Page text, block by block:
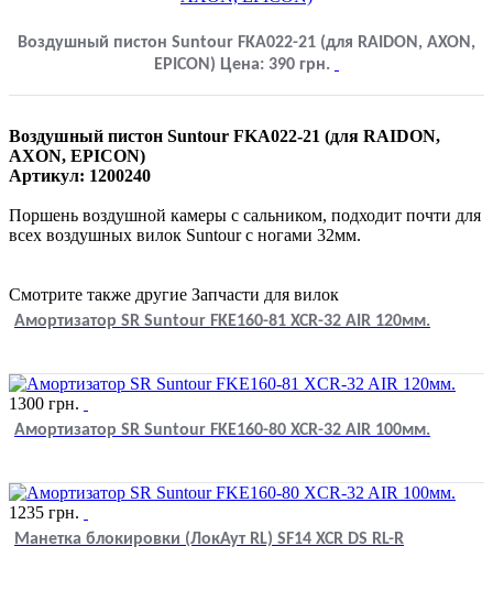
Воздушный пистон Suntour FKA022-21 (для RAIDON, AXON,
EPICON) Цена: 390 грн.
Воздушный пистон Suntour FKA022-21 (для RAIDON,
AXON, EPICON)
Артикул: 1200240
Поршень воздушной камеры с сальником, подходит почти для
всех воздушных вилок Suntour с ногами 32мм.
Смотрите также другие Запчасти для вилок
Амортизатор SR Suntour FKE160-81 XCR-32 AIR 120мм.
1300 грн.
Амортизатор SR Suntour FKE160-80 XCR-32 AIR 100мм.
1235 грн.
Манетка блокировки (ЛокАут RL) SF14 XCR DS RL-R